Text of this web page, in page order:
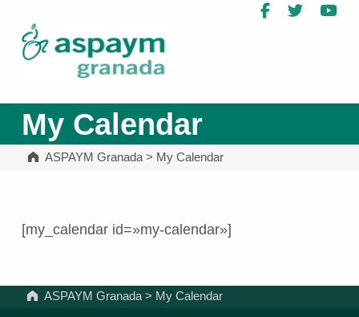
Facebook
Twitter
My Calendar
ASPAYM Granada> My Calendar
[my_calendar id=»my-calendar»]
ASPAYM Granada > My Calendar